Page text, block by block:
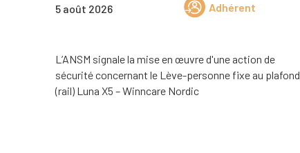
5 août 2026 Adhérent
L’ANSM signale la mise en œuvre d'une action de
sécurité concernant le Lève-personne fixe au plafond
(rail) Luna X5 – Winncare Nordic